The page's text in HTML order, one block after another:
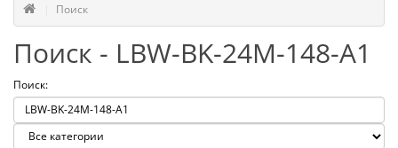
Поиск
Поиск - LBW-BK-24M-148-A1
Поиск: